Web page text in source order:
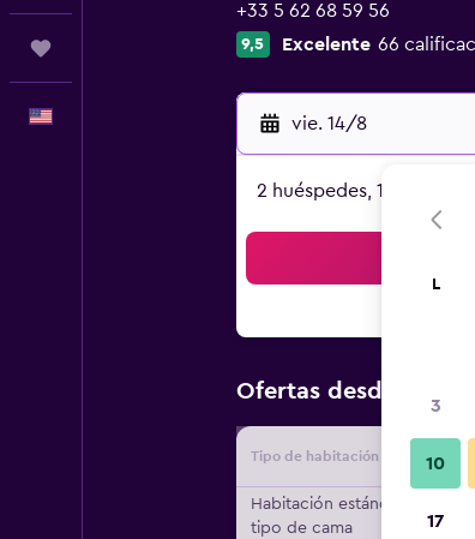
+33 5 62 68 59 56
9,5 Excelente 66
vie. 14/8
2 huéspedes, 1 habitación
Ofertas desde
Tipo de habitación
Habitación estándar,
tipo de cama
L
3
10
17